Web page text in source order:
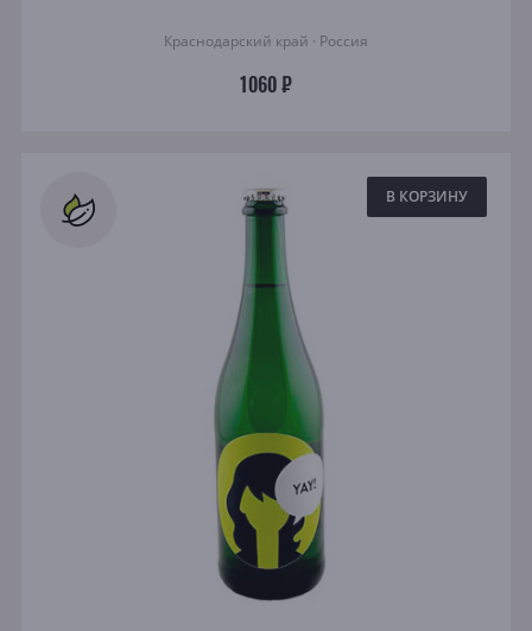
Краснодарский край · Россия
1060 ₽
В КОРЗИНУ